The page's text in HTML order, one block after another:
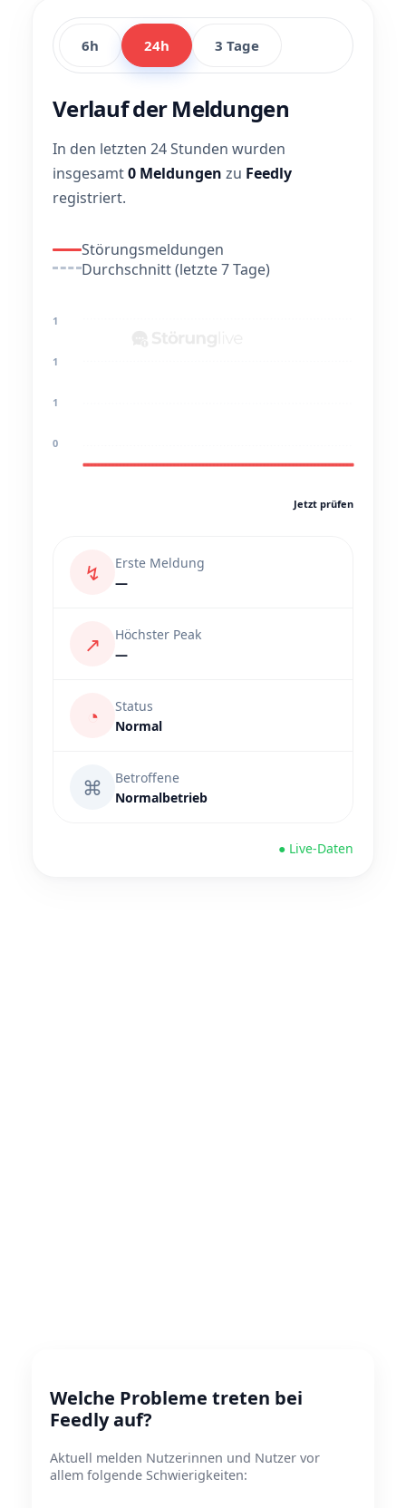
6h 24h 3 Tage
Verlauf der Meldungen
In den letzten 24 Stunden wurden
insgesamt0 Meldungen zu Feedly
registriert.
Störungsmeldungen
Durchschnitt (letzte 7 Tage)
1
1
1
0
Jetzt prüfen
↯
Erste Meldung
—
↗
Höchster Peak
—
◔
Status
Normal
⌘
Betroffene
Normalbetrieb
● Live-Daten
Welche Probleme treten bei
Feedly auf?
Aktuell melden Nutzerinnen und Nutzer vor
allem folgende Schwierigkeiten: